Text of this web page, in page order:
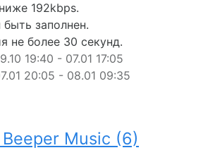
192kbps.
быть заполнен.
не более 30 секунд.
19:40 - 07.01 17:05
20:05 - 08.01 09:35
Music (6)